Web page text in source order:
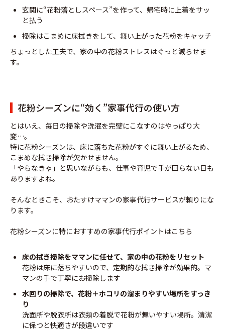
玄関に“花粉落としスペース”を作って、帰宅時に上着をサッ
と払う
掃除はこまめに床拭きをして、舞い上がった花粉をキャッチ
ちょっとした工夫で、家の中の花粉ストレスはぐっと減らせま
す。
花粉シーズンに“効く”家事代行の使い方
とはいえ、毎日の掃除や洗濯を完璧にこなすのはやっぱり大
変…。
特に花粉シーズンは、床に落ちた花粉がすぐに舞い上がるため、
こまめな拭き掃除が欠かせません。
「やらなきゃ」と思いながらも、仕事や育児で手が回らない日も
ありますよね。
そんなときこそ、おたすけママンの家事代行サービスが頼りにな
ります。
花粉シーズンに特におすすめの家事代行ポイントはこちら
床の拭き掃除をママンに任せて、家の中の花粉をリセット
花粉は床に落ちやすいので、定期的な拭き掃除が効果的。マ
マンの手で丁寧にお掃除します
水回りの掃除で、花粉＋ホコリの溜まりやすい場所をすっき
り
洗面所や脱衣所は衣類の着脱で花粉が舞いやすい場所。清潔
に保つと快適さが段違いです